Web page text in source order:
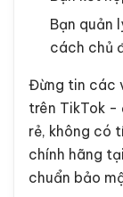
Bạn quản
cách chủ
Đừng tin các
trên TikTok -
rẻ, không có
chính hãng
chuẩn bảo